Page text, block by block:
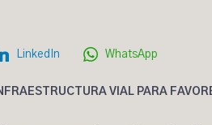
LinkedIn WhatsApp
VIAL PARA